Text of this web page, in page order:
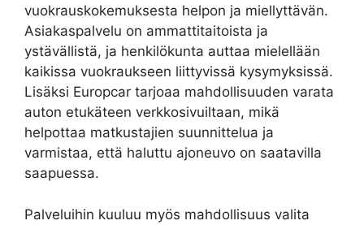
vuokrauskokemuksesta helpon ja miellyttävän.
Asiakaspalvelu on ammattitaitoista ja
ystävällistä, ja henkilökunta auttaa mielellään
kaikissa vuokraukseen liittyvissä kysymyksissä.
Lisäksi Europcar tarjoaa mahdollisuuden varata
auton etukäteen verkkosivuiltaan, mikä
helpottaa matkustajien suunnittelua ja
varmistaa, että haluttu ajoneuvo on saatavilla
saapuessa.
Palveluihin kuuluu myös mahdollisuus valita